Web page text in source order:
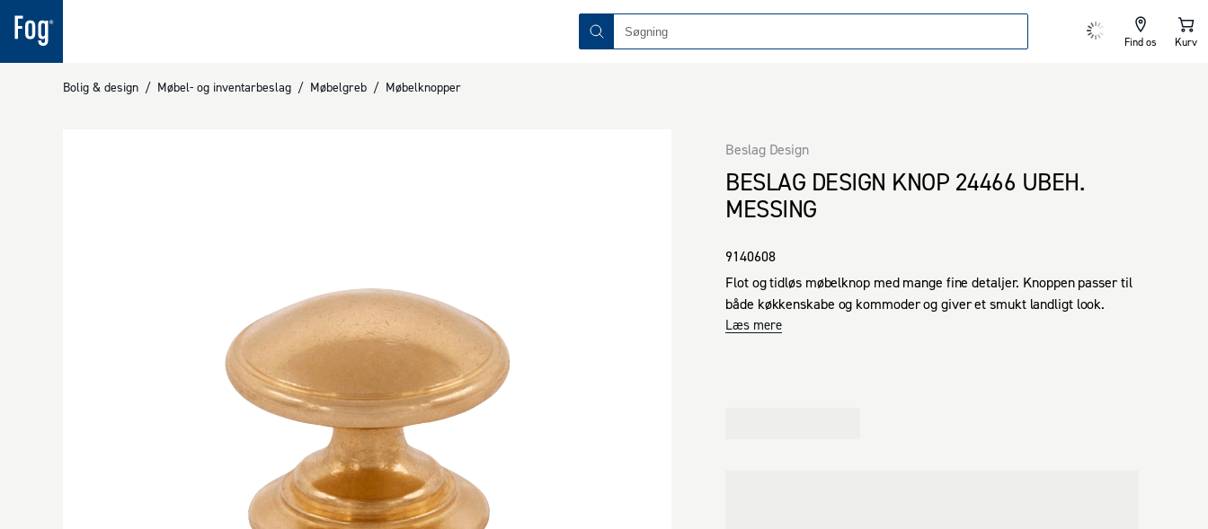
Find os Kurv
Bolig & design / Møbel- og inventarbeslag / Møbelgreb / Møbelknopper
BESLAG DESIGN KNOP 24466 UBEH.
MESSING
Beslag Design
9140608
Flot og tidløs møbelknop med mange fine detaljer. Knoppen passer til
både køkkenskabe og kommoder og giver et smukt landligt look.
Læs mere